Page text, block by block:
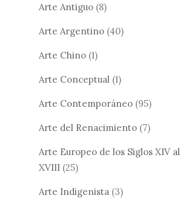
Arte Antiguo (8)
Arte Argentino (40)
Arte Chino (1)
Arte Conceptual (1)
Arte Contemporáneo (95)
Arte del Renacimiento (7)
Arte Europeo de los Siglos XIV al
XVIII (25)
Arte Indigenista (3)